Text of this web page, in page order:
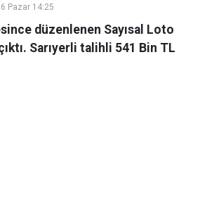
Pazar 14:25
düzenlenen Sayısal Loto
Sarıyerli talihli 541 Bin TL